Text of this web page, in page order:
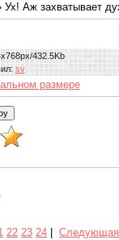
Ух! Аж захватывает
432.5Kb
: sv
размере
22 23 24